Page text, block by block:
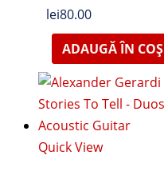
lei80.00
ADAUGĂ ÎN COȘ
Quick View